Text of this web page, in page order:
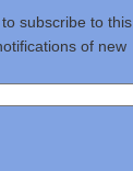
subscribe to this
of new